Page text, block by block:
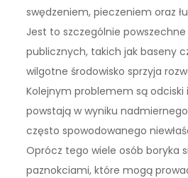
swędzeniem, pieczeniem oraz
Jest to szczególnie
publicznych, takich jak baseny
wilgotne środowisko sprzyja
Kolejnym problemem są odciski
powstają w wyniku
często spowodowanego
Oprócz tego wiele osób boryka
paznokciami, które mogą